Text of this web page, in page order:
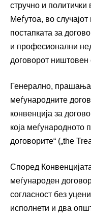
стручно и
Меѓутоа, во
постапката за
и професионални
договорот
Генерално,
меѓународните
конвенција за
која меѓународното
договорите“ („the
Според
меѓународен
согласност без
исполнети и два